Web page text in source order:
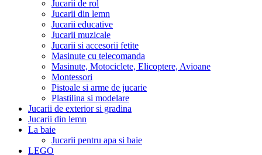
Jucarii de rol
Jucarii din lemn
Jucarii educative
Jucarii muzicale
Jucarii si accesorii fetite
Masinute cu telecomanda
Masinute, Motociclete, Elicoptere, Avioane
Montessori
Pistoale si arme de jucarie
Plastilina si modelare
Jucarii de exterior si gradina
Jucarii din lemn
La baie
Jucarii pentru apa si baie
LEGO